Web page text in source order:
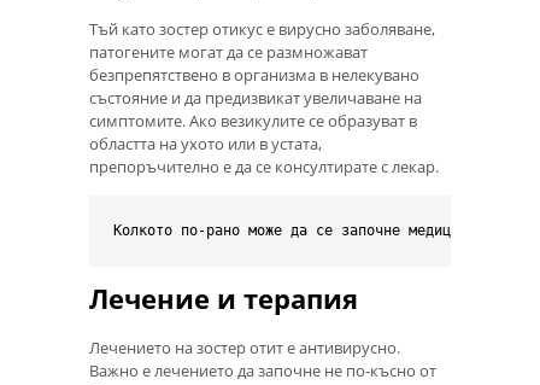
Тъй като зостер отикус е вирусно заболяване,
патогените могат да се размножават
безпрепятствено в организма в нелекувано
състояние и да предизвикат увеличаване на
симптомите. Ако везикулите се образуват в
областта на ухото или в устата,
препоръчително е да се консултирате с лекар.
Лечение и терапия
Лечението на зостер отит е антивирусно.
Важно е лечението да започне не по-късно от